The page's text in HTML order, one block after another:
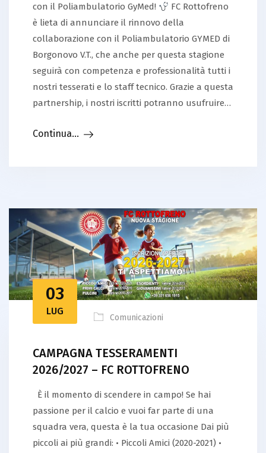
con il Poliambulatorio GyMed!
FC Rottofreno
è lieta di annunciare il rinnovo della
collaborazione con il Poliambulatorio GYMED di
Borgonovo V.T., che anche per questa stagione
seguirà con competenza e professionalità tutti i
nostri tesserati e lo staff tecnico. Grazie a questa
partnership, i nostri iscritti potranno usufruire…
Continua...
03
LUG
Comunicazioni
CAMPAGNA TESSERAMENTI
2026/2027 – FC ROTTOFRENO
È il momento di scendere in campo! Se hai
passione per il calcio e vuoi far parte di una
squadra vera, questa è la tua occasione Dai più
piccoli ai più grandi: • Piccoli Amici (2020-2021) •